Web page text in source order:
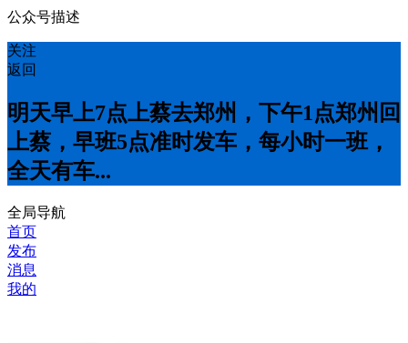
公众号描述
关注
返回
明天早上7点上蔡去郑州，下午1点郑州回
上蔡，早班5点准时发车，每小时一班，
全天有车...
全局导航
首页
发布
消息
我的